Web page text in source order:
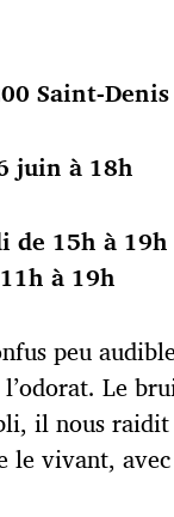
Saint-Denis
juin à 18h
de 15h à 19h
à 19h
peu
Le
il nous
vivant, avec